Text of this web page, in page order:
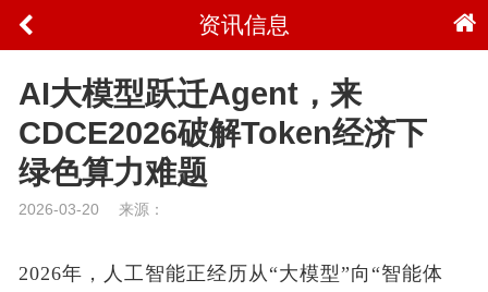
资讯信息
AI大模型跃迁Agent，来
CDCE2026破解Token经济下
绿色算力难题
2026-03-20 来源：
2026年，人工智能正经历从“大模型”向“智能体